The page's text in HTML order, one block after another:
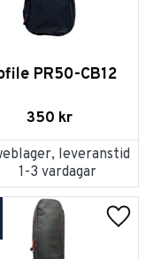
PR50-CB12
350 kr
leveranstid
1-3 vardagar